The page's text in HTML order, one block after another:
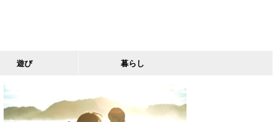
遊び 暮らし